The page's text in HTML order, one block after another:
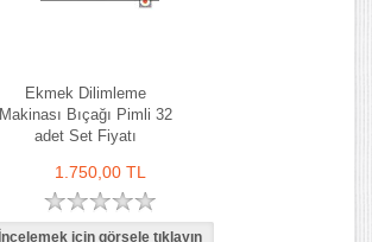
Ekmek Dilimleme
Makinası Bıçağı Pimli 32
adet Set Fiyatı
1.750,00 TL